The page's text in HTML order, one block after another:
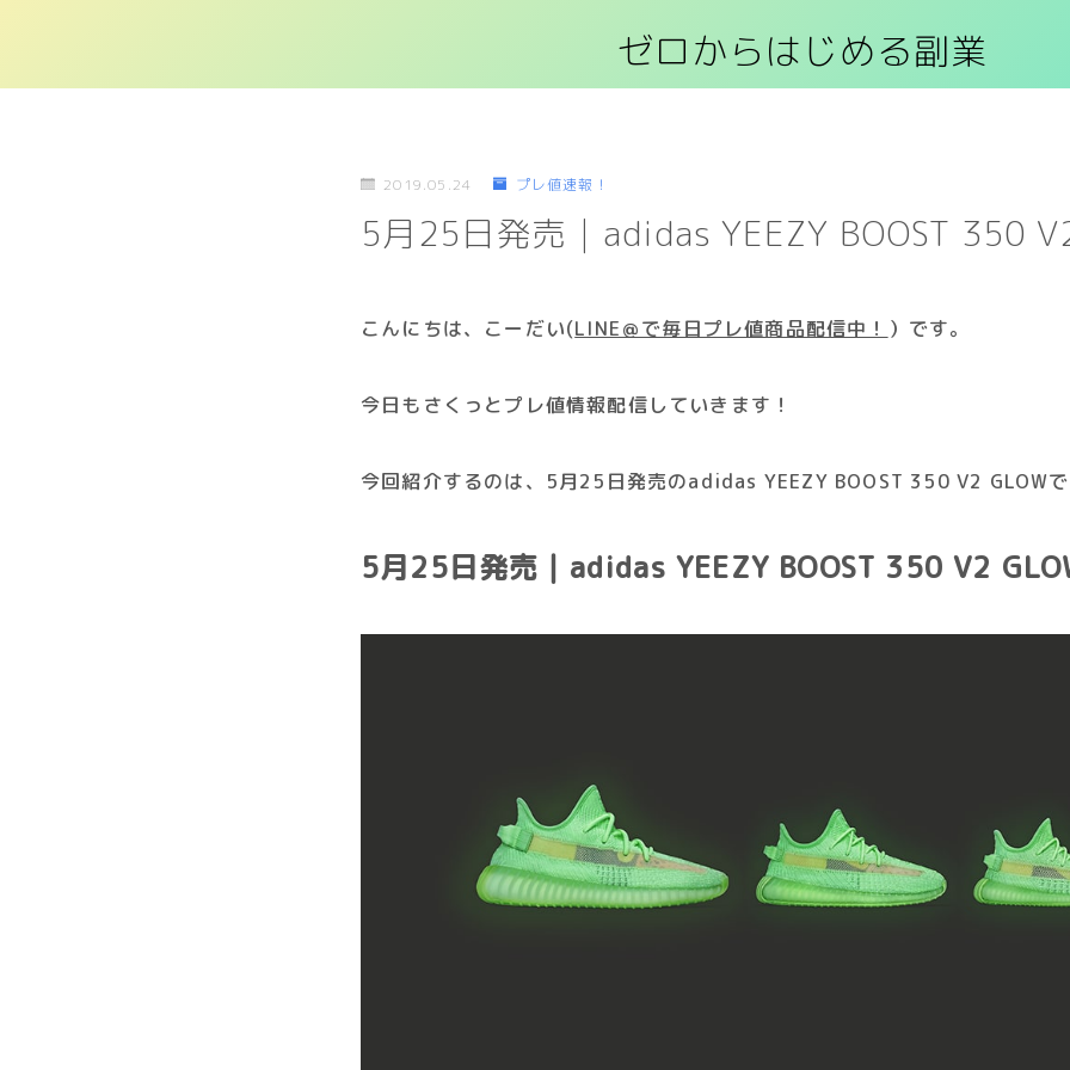
ゼロからはじめる副業
2019.05.24 プレ値速報！
5月25日発売｜adidas YEEZY BOOST 350
こんにちは、こーだい(LINE＠で毎日プレ値商品配信中！ ） です。
今日もさくっとプレ値情報配信していきます！
今回紹介するのは、5月25日発売のadidas YEEZY BOOST 350 V2 GLOW
5月25日発売｜adidas YEEZY BOOST 350 V2